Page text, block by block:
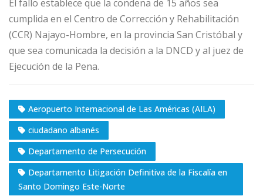
El fallo establece que la condena de 15 años sea
cumplida en el Centro de Corrección y Rehabilitación
(CCR) Najayo-Hombre, en la provincia San Cristóbal y
que sea comunicada la decisión a la DNCD y al juez de
Ejecución de la Pena.
Aeropuerto Internacional de Las Américas (AILA)
ciudadano albanés
Departamento de Persecución
Departamento Litigación Definitiva de la Fiscalía en
Santo Domingo Este-Norte